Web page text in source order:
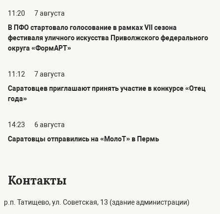
11:20
7 августа
В ПФО стартовало голосование в рамках VII сезона
фестиваля уличного искусства Приволжского федерального
округа «ФормАРТ»
11:12
7 августа
Саратовцев приглашают принять участие в конкурсе «Отец
года»
14:23
6 августа
Саратовцы отправились на «МолоТ» в Пермь
Контакты
р.п. Татищево, ул. Советская, 13 (здание администрации)